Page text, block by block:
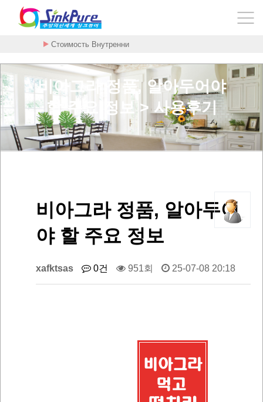
Стоимость Внутренни
비아그라 정품, 알아두어야
할 주요 정보 > 사용후기
비아그라 정품, 알아두어
야 할 주요 정보
xafktsas 0건 951회 25-07-08 20:18